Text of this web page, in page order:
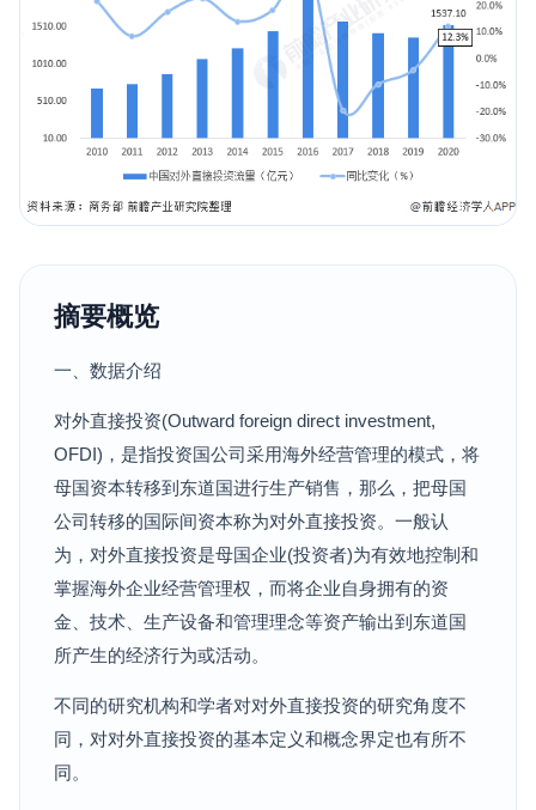
摘要概览
一、数据介绍
对外直接投资(Outward foreign direct investment,
OFDI)，是指投资国公司采用海外经营管理的模式，将
母国资本转移到东道国进行生产销售，那么，把母国
公司转移的国际间资本称为对外直接投资。一般认
为，对外直接投资是母国企业(投资者)为有效地控制和
掌握海外企业经营管理权，而将企业自身拥有的资
金、技术、生产设备和管理理念等资产输出到东道国
所产生的经济行为或活动。
不同的研究机构和学者对对外直接投资的研究角度不
同，对对外直接投资的基本定义和概念界定也有所不
同。